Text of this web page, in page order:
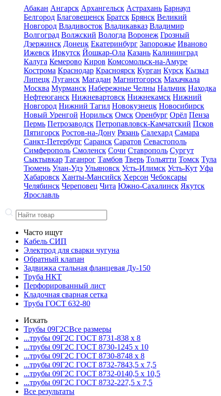
Абакан Ангарск Архангельск Астрахань Барнаул
Белгород Благовещенск Братск Брянск Великий
Новгород Владивосток Владикавказ Владимир
Волгоград Волжский Вологда Воронеж Грозный
Дзержинск Донецк Екатеринбург Запорожье Иваново
Ижевск Иркутск Йошкар-Ола Казань Калининград
Калуга Кемерово Киров Комсомольск-на-Амуре
Кострома Краснодар Красноярск Курган Курск Кызыл
Липецк Луганск Магадан Магнитогорск Махачкала
Москва Мурманск Набережные Челны Нальчик Находка
Нефтеюганск Нижневартовск Нижнекамск Нижний
Новгород Нижний Тагил Новокузнецк Новосибирск
Новый Уренгой Норильск Омск Оренбург Орёл Пенза
Пермь Петрозаводск Петропавловск-Камчатский Псков
Пятигорск Ростов-на-Дону Рязань Салехард Самара
Санкт-Петербург Саранск Саратов Севастополь
Симферополь Смоленск Сочи Ставрополь Сургут
Сыктывкар Таганрог Тамбов Тверь Тольятти Томск Тула
Тюмень Улан-Удэ Ульяновск Усть-Илимск Усть-Кут Уфа
Хабаровск Ханты-Мансийск Херсон Чебоксары
Челябинск Череповец Чита Южно-Сахалинск Якутск
Ярославль
Часто ищут
Кабель СИП
Электрод для сварки чугуна
Обратный клапан
Задвижка стальная фланцевая Ду-150
Труба НКТ
Перфорированный лист
Кладочная сварная сетка
Труба ГОСТ 632-80
Искать
Трубы 09Г2СВсе размеры
...трубы 09Г2С ГОСТ 8731-838 x 8
...трубы 09Г2С ГОСТ 8730-1245 x 10
...трубы 09Г2С ГОСТ 8730-8748 x 8
...трубы 09Г2С ГОСТ 8732-7843,5 x 7,5
...трубы 09Г2С ГОСТ 8732-0140,5 x 10,5
...трубы 09Г2С ГОСТ 8732-227,5 x 7,5
Все результаты